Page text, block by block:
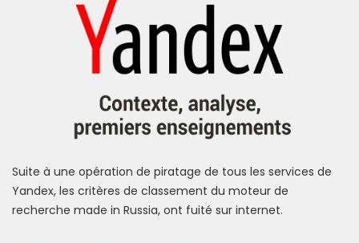
Suite à une opération de piratage de tous les services de
Yandex, les critères de classement du moteur de
recherche made in Russia, ont fuité sur internet.